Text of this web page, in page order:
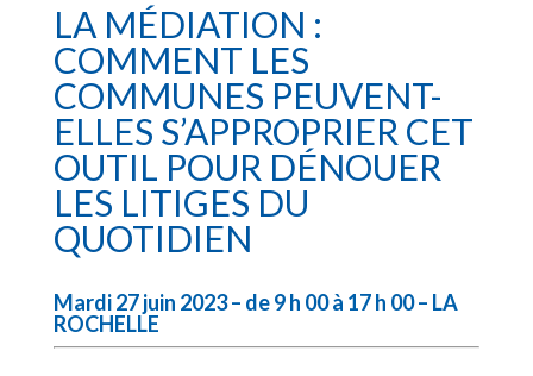
LA MÉDIATION :
COMMENT LES
COMMUNES PEUVENT-
ELLES S’APPROPRIER CET
OUTIL POUR DÉNOUER
LES LITIGES DU
QUOTIDIEN
Mardi 27 juin 2023 – de 9 h 00 à 17 h 00 – LA
ROCHELLE